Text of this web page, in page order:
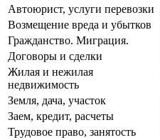
Автоюрист, услуги перевозки
Возмещение вреда и убытков
Гражданство. Миграция.
Договоры и сделки
Жилая и нежилая
недвижимость
Земля, дача, участок
Заем, кредит, расчеты
Трудовое право, занятость